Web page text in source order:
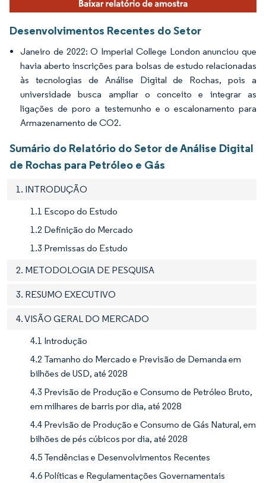
Desenvolvimentos Recentes do Setor
Janeiro de 2022: O Imperial College London anunciou que
havia aberto inscrições para bolsas de estudo relacionadas
às tecnologias de Análise Digital de Rochas, pois a
universidade busca ampliar o conceito e integrar as
ligações de poro a testemunho e o escalonamento para
Armazenamento de CO2.
Sumário do Relatório do Setor de Análise Digital
de Rochas para Petróleo e Gás
1. INTRODUÇÃO
1.1 Escopo do Estudo
1.2 Definição do Mercado
1.3 Premissas do Estudo
2. METODOLOGIA DE PESQUISA
3. RESUMO EXECUTIVO
4. VISÃO GERAL DO MERCADO
4.1 Introdução
4.2 Tamanho do Mercado e Previsão de Demanda em
bilhões de USD, até 2028
4.3 Previsão de Produção e Consumo de Petróleo Bruto,
em milhares de barris por dia, até 2028
4.4 Previsão de Produção e Consumo de Gás Natural, em
bilhões de pés cúbicos por dia, até 2028
4.5 Tendências e Desenvolvimentos Recentes
4.6 Políticas e Regulamentações Governamentais